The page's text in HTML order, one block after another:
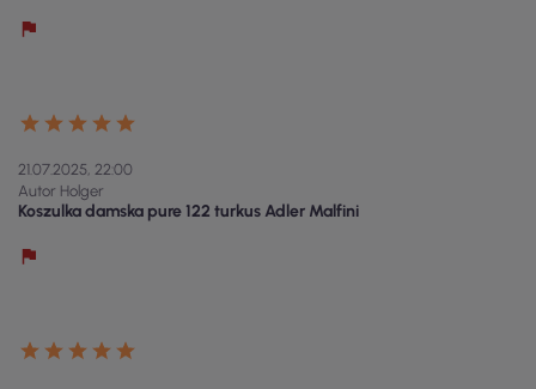
21.07.2025, 22:00
Autor Holger
Koszulka damska pure 122 turkus Adler Malfini